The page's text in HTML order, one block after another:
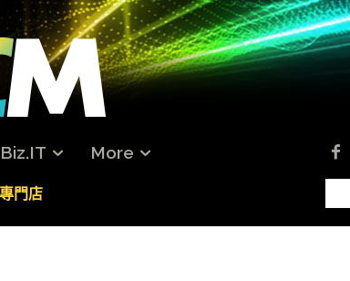
Biz.IT More
門店